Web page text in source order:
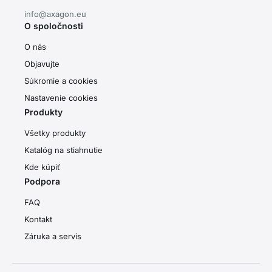
info@axagon.eu
O spoločnosti
O nás
Objavujte
Súkromie a cookies
Nastavenie cookies
Produkty
Všetky produkty
Katalóg na stiahnutie
Kde kúpiť
Podpora
FAQ
Kontakt
Záruka a servis